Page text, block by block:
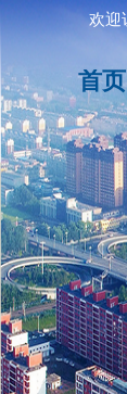
欢迎
首页